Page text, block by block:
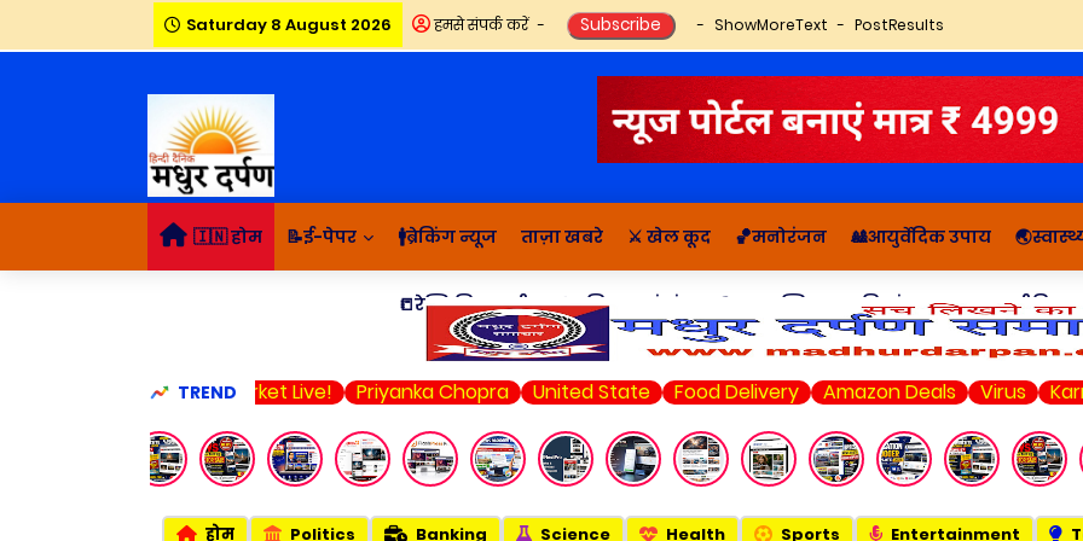
Saturday 8 August 2026 हमसे संपर्क करें ShowMoreText PostResults
🇮🇳 होम 📝ई-पेपर 🚹ब्रेकिंग न्यूज ताज़ा खबरे ⚔️ खेल कूद 🏀मनोरंजन 🎎आयुर्वेदिक उपाय
📒रेस्पि जिनकारी 🔬राशिफल, पंचांग 📚आध्यात्मिक कहानियां व ज्ञान राजनीति
TREND
Market Live! Priyanka Chopra United State Food Delivery Amazon Deals Virus Karnataka
होम Politics Banking Science Health Sports Entertainment